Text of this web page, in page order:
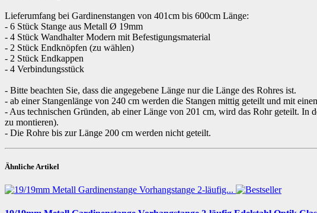
Lieferumfang bei Gardinenstangen von 401cm bis 600cm Länge:
- 6 Stück Stange aus Metall Ø 19mm
- 4 Stück Wandhalter Modern mit Befestigungsmaterial
- 2 Stück Endknöpfen (zu wählen)
- 2 Stück Endkappen
- 4 Verbindungsstück
- Bitte beachten Sie, dass die angegebene Länge nur die Länge des Rohres ist.
- ab einer Stangenlänge von 240 cm werden die Stangen mittig geteilt und mit
- Aus technischen Gründen, ab einer Länge von 201 cm, wird das Rohr geteilt.
zu montieren).
- Die Rohre bis zur Länge 200 cm werden nicht geteilt.
Ähnliche Artikel